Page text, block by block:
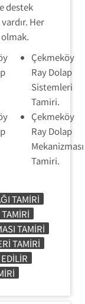
destek
Her
olmak.
Çekmeköy
Ray Dolap
Sistemleri
Tamiri.
Çekmeköy
Ray Dolap
Mekanizması
Tamiri.
TAMIRI
TAMIRI
TAMIRI